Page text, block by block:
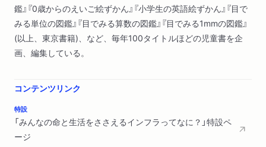
鑑』『0歳からのえいご絵ずかん』『小学生の英語絵ずかん』『目で
みる単位の図鑑』『目でみる算数の図鑑』『目でみる1mmの図鑑』
(以上、東京書籍)、など、毎年100タイトルほどの児童書を企
画、編集している。
コンテンツリンク
特設
「みんなの命と生活をささえるインフラってなに？」特設ペ
ージ